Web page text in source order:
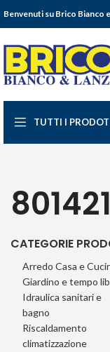
Benvenuti su Brico Bianco
TUTTI I
CATEGORIE
Arredo Casa e
Giardino e tempo
Idraulica sanitari e
bagno
Riscaldamento
climatizzazione